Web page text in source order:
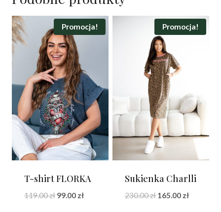
Promocja!
T-shirt FLORKA
119.00zł Pierwotna
99.00 złAktualna
Promocja!
Sukienka Charlli
230.00zł Pierwotna
165.00 złAktualna